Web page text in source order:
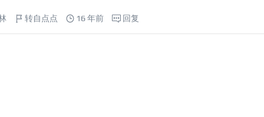
转自点点 16 年前 回复